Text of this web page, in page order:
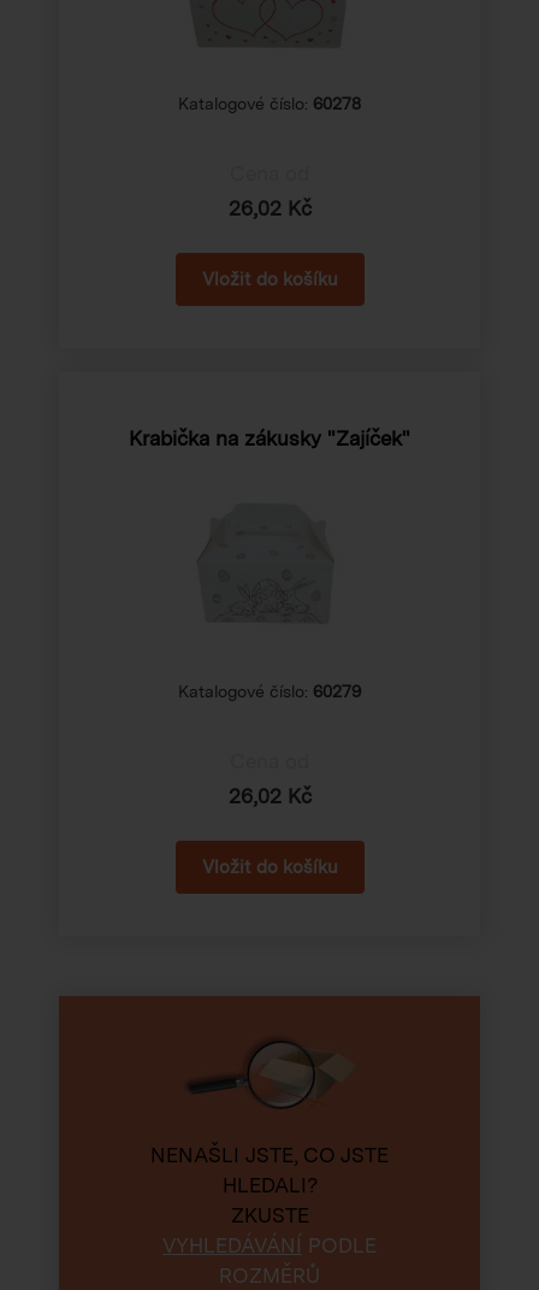
Katalogové číslo: 60278
26,02 Kč
Krabička na zákusky "Zajíček"
Katalogové číslo: 60279
26,02 Kč
NENAŠLI JSTE, CO JSTE
HLEDALI?
ZKUSTE
VYHLEDÁVÁNÍ PODLE
ROZMĚRŮ